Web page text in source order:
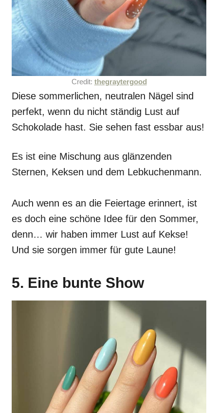
Credit: thegraytergood
Diese sommerlichen, neutralen Nägel sind
perfekt, wenn du nicht ständig Lust auf
Schokolade hast. Sie sehen fast essbar aus!
Es ist eine Mischung aus glänzenden
Sternen, Keksen und dem Lebkuchenmann.
Auch wenn es an die Feiertage erinnert, ist
es doch eine schöne Idee für den Sommer,
denn… wir haben immer Lust auf Kekse!
Und sie sorgen immer für gute Laune!
5. Eine bunte Show